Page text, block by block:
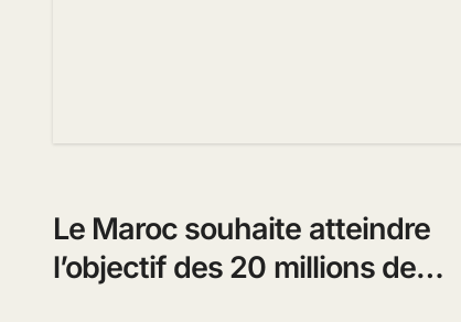
Le Maroc souhaite atteindre
l’objectif des 20 millions de